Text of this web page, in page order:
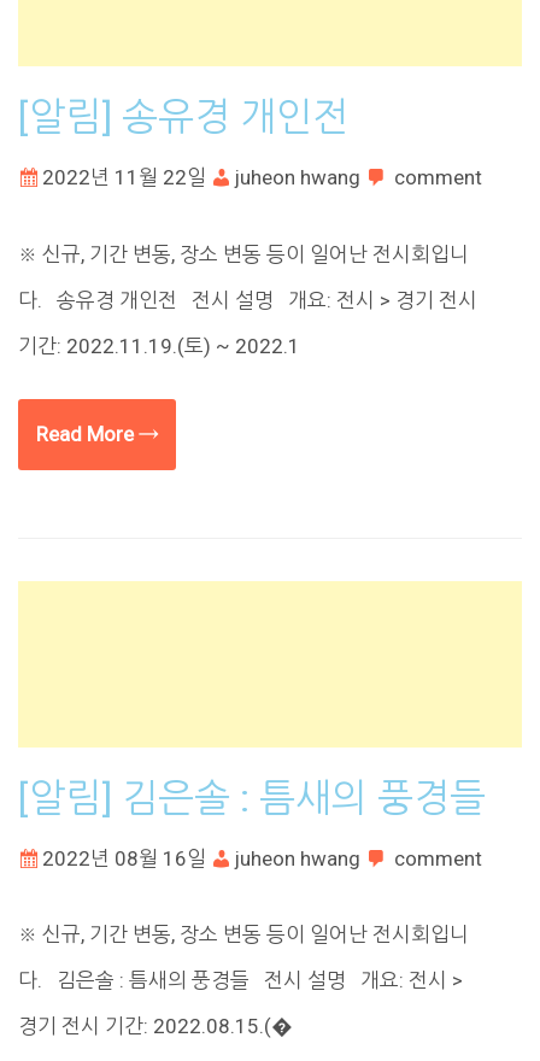
[알림] 송유경 개인전
2022년 11월 22일 juheon hwang comment
※ 신규, 기간 변동, 장소 변동 등이 일어난 전시회입니
다. 송유경 개인전 전시 설명 개요: 전시 > 경기 전시
기간: 2022.11.19.(토) ~ 2022.1
Read More →
[알림] 김은솔 : 틈새의 풍경들
2022년 08월 16일 juheon hwang comment
※ 신규, 기간 변동, 장소 변동 등이 일어난 전시회입니
다. 김은솔 : 틈새의 풍경들 전시 설명 개요: 전시 >
경기 전시 기간: 2022.08.15.(�